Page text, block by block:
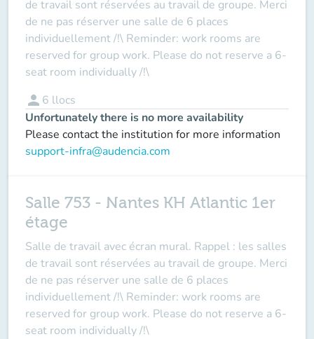
de travail sont réservées au travail de groupe. Merci
de ne pas réserver une salle de 6 places
individuellement /!\ Reminder: work rooms are
reserved for group work. Please do not reserve a 6-
seat room individually /!\
person 6 llocs
Unfortunately there is no more availability
Please contact the institution for more information
support-infra@audencia.com
Salle 753 - Nantes KH Atlantic 1er
étage
Salle de travail avec écran mural. Rappel : les salles
de travail sont réservées au travail de groupe. Merci
de ne pas réserver une salle de 6 places
individuellement /!\ Reminder: work rooms are
reserved for group work. Please do not reserve a 6-
seat room individually /!\